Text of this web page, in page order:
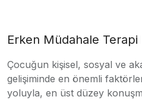
Erken Müdahale Terapi
Çocuğun kişisel, sosyal ve
gelişiminde en önemli
yoluyla, en üst düzey